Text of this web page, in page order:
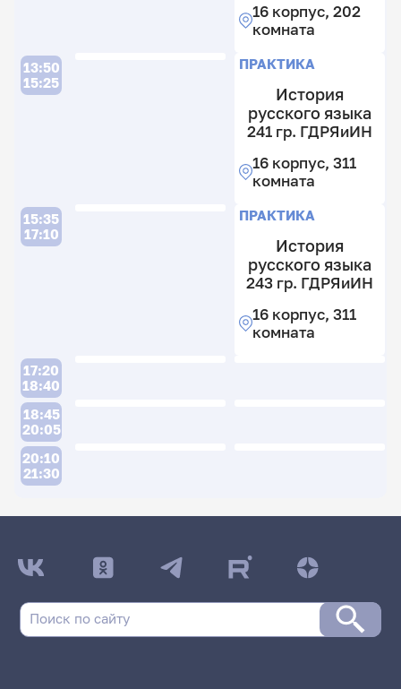
16 корпус, 202
комната
13:50
15:25
ПРАКТИКА
История
русского языка
241 гр. ГДРЯиИН
16 корпус, 311
комната
15:35
17:10
ПРАКТИКА
История
русского языка
243 гр. ГДРЯиИН
16 корпус, 311
комната
17:20
18:40
18:45
20:05
20:10
21:30
ДАТА ПОСЛЕДНЕГО ОБНОВЛЕНИЯ:
09.06.2026
Ивановна